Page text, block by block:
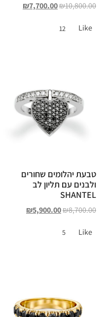
₪10,800.00
₪7,700.00
Like
12
טבעת יהלומים שחורים
ולבנים עם תליון לב
SHANTEL
₪8,700.00
₪5,900.00
Like
5